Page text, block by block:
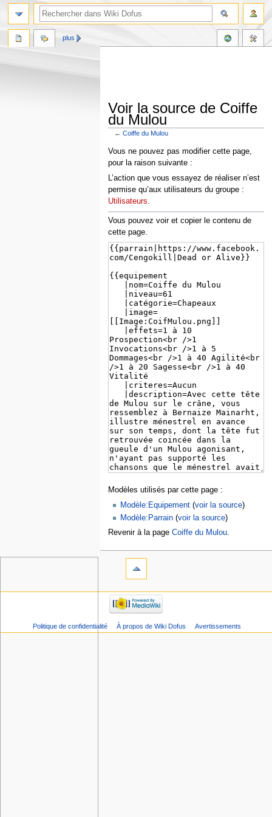
Voir la source de Coiffe
du Mulou
←Coiffe du Mulou
Aller
à
la
navigation
Aller
à
la
recherche
Vous ne pouvez pas modifier cette page,
pour la raison suivante :
L’action que vous essayez de réaliser n’est
permise qu’aux utilisateurs du groupe :
Utilisateurs.
Vous pouvez voir et copier le contenu de
cette page.
Modèles utilisés par cette page :
Modèle:Equipement (voir la source)
Modèle:Parrain (voir la source)
Revenir à la page Coiffe du Mulou.
plus
Politique de confidentialité À propos de Wiki Dofus Avertissements